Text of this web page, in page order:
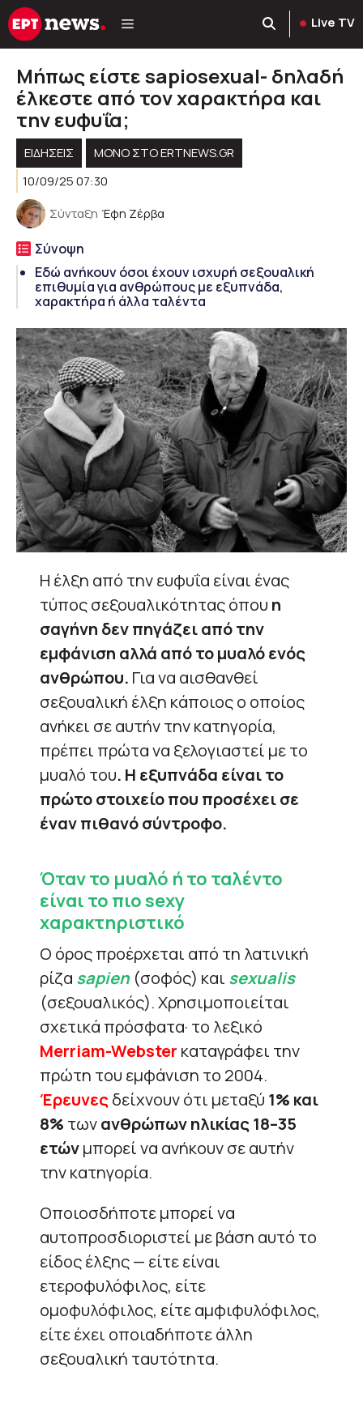
Μετάβαση
σε
Live TV
Μήπως είστε sapiosexual- δηλαδή
έλκεστε από τον χαρακτήρα και
την ευφυΐα;
ΕΙΔΗΣΕΙΣ
ΜΟΝΟ ΣΤΟ ERTNEWS.GR
10/09/25 07:30
Σύνταξη Έφη Ζέρβα
Σύνοψη
Εδώ ανήκουν όσοι έχουν ισχυρή σεξουαλική
επιθυμία για ανθρώπους με εξυπνάδα,
χαρακτήρα ή άλλα ταλέντα
Η έλξη από την ευφυΐα είναι ένας
τύπος σεξουαλικότητας όπου η
σαγήνη δεν πηγάζει από την
εμφάνιση αλλά από το μυαλό ενός
ανθρώπου. Για να αισθανθεί
σεξουαλική έλξη κάποιος ο οποίος
ανήκει σε αυτήν την κατηγορία,
πρέπει πρώτα να ξελογιαστεί με το
μυαλό του. Η εξυπνάδα είναι το
πρώτο στοιχείο που προσέχει σε
έναν πιθανό σύντροφο.
Όταν το μυαλό ή το ταλέντο
είναι το πιο sexy
χαρακτηριστικό
Ο όρος προέρχεται από τη λατινική
ρίζα sapien (σοφός) και sexualis
(σεξουαλικός). Χρησιμοποιείται
σχετικά πρόσφατα· το λεξικό
Merriam-Webster καταγράφει την
πρώτη του εμφάνιση το 2004.
Έρευνεςδείχνουν ότι μεταξύ 1% και
8% τωνανθρώπων ηλικίας 18–35
ετώνμπορεί να ανήκουν σε αυτήν
την κατηγορία.
Οποιοσδήποτε μπορεί να
αυτοπροσδιοριστεί με βάση αυτό το
είδος έλξης — είτε είναι
ετεροφυλόφιλος, είτε
ομοφυλόφιλος, είτε αμφιφυλόφιλος,
είτε έχει οποιαδήποτε άλλη
σεξουαλική ταυτότητα.